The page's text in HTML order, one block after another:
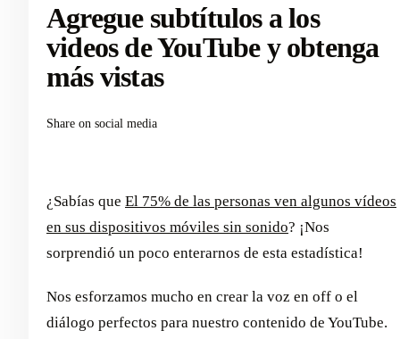
Agregue subtítulos a los
videos de YouTube y obtenga
más vistas
Share on social media
¿Sabías que El 75% de las personas ven algunos vídeos
en sus dispositivos móviles sin sonido? ¡Nos
sorprendió un poco enterarnos de esta estadística!
Nos esforzamos mucho en crear la voz en off o el
diálogo perfectos para nuestro contenido de YouTube.